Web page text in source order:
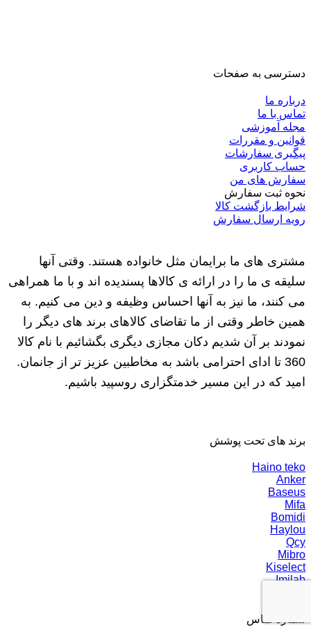
دسترسی به صفحات
درباره ما
تماس با ما
مجله آموزشی
قوانین و مقررات
پیگیری سفارشات
حساب کاربری
سفارش های من
نحوه ثبت سفارش
شرایط بازگشت کالا
رویه ارسال سفارش
مشتری های ما برایمان مثل خانواده هستند. وقتی آنها
سلیقه ی ما را در ارائه ی کالاها پسندیده اند و با ما همراهی
می کنند، ما نیز به آنها احساس وظیفه و دین می کنیم. به
همین خاطر وقتی از ما تقاضای کالاهای برند های دیگر را
نمودند بر آن شدیم دکان مجازی دیگری بگشائیم با نام کالا
360 تا ادای احترامی باشد به مخاطبین عزیز تر از جانمان.
امید که در این مسیر خدمتگزاری روسپید باشیم.
برند های تحت پوشش
Haino teko
Anker
Baseus
Mifa
Bomidi
Haylou
Qcy
Mibro
Kiselect
Imilab
شماره تماس